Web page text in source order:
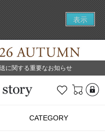
表示
に関する重要なお知らせ
お気に入り
CATEGORY